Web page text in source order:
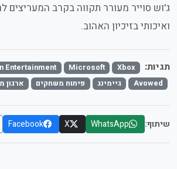
ג'וש סוייר מעורר תקווה בקרב המעריצים
ואיכותי בזיכיון האהוב.
תגיות: Xbox
Microsoft
Entertainment
Avowed
גיימינג פיתוח משחקים ארגון
שיתוף: WhatsApp
X
Facebook